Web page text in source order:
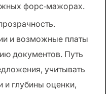
форс‑мажорах.
и возможные платы
документов. Путь
учитывать
и глубины оценки,